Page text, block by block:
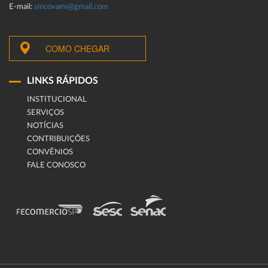
E-mail: sincovami@gmail.com
COMO CHEGAR
LINKS RÁPIDOS
INSTITUCIONAL
SERVIÇOS
NOTÍCIAS
CONTRIBUIÇÕES
CONVÊNIOS
FALE CONOSCO